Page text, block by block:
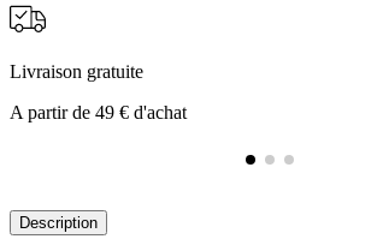
Livraison gratuite
A partir de 49 € d'achat
Description